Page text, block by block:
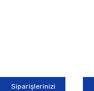
Siparişlerinizi